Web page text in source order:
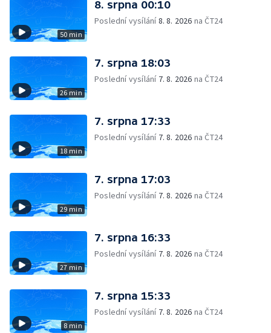
50 min
8. srpna 00:10
Poslední vysílání8. 8. 2026 na ČT24
26 min
7. srpna 18:03
Poslední vysílání 7. 8. 2026 na ČT24
18 min
7. srpna 17:33
Poslední vysílání 7. 8. 2026 na ČT24
29 min
7. srpna 17:03
Poslední vysílání 7. 8. 2026 na ČT24
27 min
7. srpna 16:33
Poslední vysílání 7. 8. 2026 na ČT24
8 min
7. srpna 15:33
Poslední vysílání 7. 8. 2026 na ČT24